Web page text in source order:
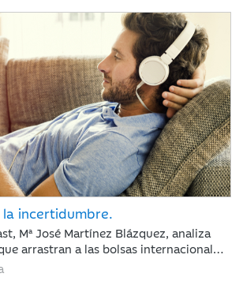
incertidumbre.
Mª José Martínez Blázquez, analiza
arrastran a las bolsas internacionales
de pérdidas: la escalada del